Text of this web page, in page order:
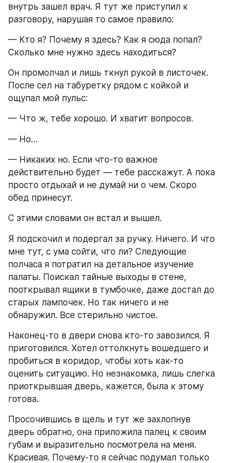
внутрь зашел врач. Я тут же приступил к
разговору, нарушая то самое правило:
— Кто я? Почему я здесь? Как я сюда попал?
Сколько мне нужно здесь находиться?
Он промолчал и лишь ткнул рукой в листочек.
После сел на табуретку рядом с койкой и
ощупал мой пульс:
— Что ж, тебе хорошо. И хватит вопросов.
— Но…
— Никаких но. Если что-то важное
действительно будет — тебе расскажут. А пока
просто отдыхай и не думай ни о чем. Скоро
обед принесут.
С этими словами он встал и вышел.
Я подскочил и подергал за ручку. Ничего. И что
мне тут, с ума сойти, что ли? Следующие
полчаса я потратил на детальное изучение
палаты. Поискал тайные выходы в стене,
пооткрывал ящики в тумбочке, даже достал до
старых лампочек. Но так ничего и не
обнаружил. Все стерильно чистое.
Наконец-то в двери снова кто-то завозился. Я
приготовился. Хотел оттолкнуть вошедшего и
пробиться в коридор, чтобы хоть как-то
оценить ситуацию. Но незнакомка, лишь слегка
приоткрывшая дверь, кажется, была к этому
готова.
Просочившись в щель и тут же захлопнув
дверь обратно, она приложила палец к своим
губам и выразительно посмотрела на меня.
Красивая. Почему-то я сейчас подумал только